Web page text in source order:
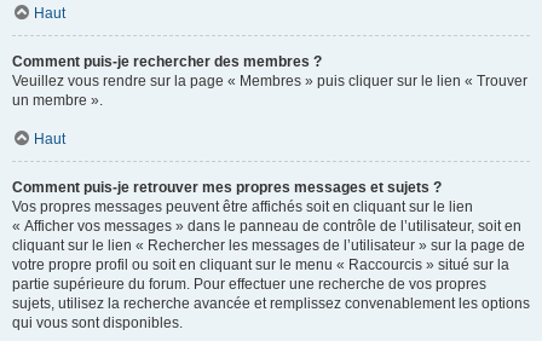
Haut
Comment puis-je rechercher des membres ?
Veuillez vous rendre sur la page « Membres » puis cliquer sur le lien « Trouver
un membre ».
Haut
Comment puis-je retrouver mes propres messages et sujets ?
Vos propres messages peuvent être affichés soit en cliquant sur le lien
« Afficher vos messages » dans le panneau de contrôle de l’utilisateur, soit en
cliquant sur le lien « Rechercher les messages de l’utilisateur » sur la page de
votre propre profil ou soit en cliquant sur le menu « Raccourcis » situé sur la
partie supérieure du forum. Pour effectuer une recherche de vos propres
sujets, utilisez la recherche avancée et remplissez convenablement les options
qui vous sont disponibles.